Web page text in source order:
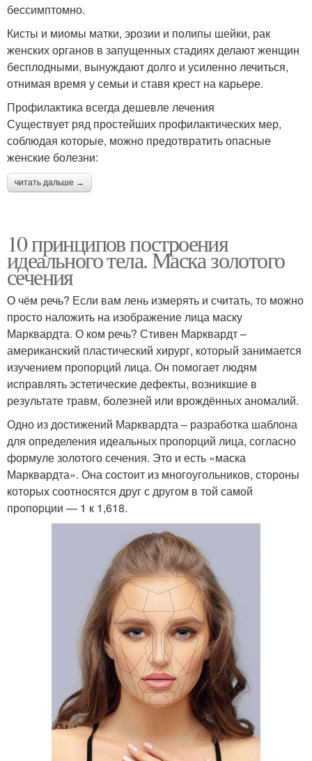
бессимптомно.
Кисты и миомы матки, эрозии и полипы шейки, рак
женских органов в запущенных стадиях делают женщин
бесплодными, вынуждают долго и усиленно лечиться,
отнимая время у семьи и ставя крест на карьере.
Профилактика всегда дешевле лечения
Существует ряд простейших профилактических мер,
соблюдая которые, можно предотвратить опасные
женские болезни:
читать дальше →
10 принципов построения
идеального тела. Маска золотого
сечения
О чём речь? Если вам лень измерять и считать, то можно
просто наложить на изображение лица маску
Марквардта. О ком речь? Стивен Марквардт –
американский пластический хирург, который занимается
изучением пропорций лица. Он помогает людям
исправлять эстетические дефекты, возникшие в
результате травм, болезней или врождённых аномалий.
Одно из достижений Марквардта – разработка шаблона
для определения идеальных пропорций лица, согласно
формуле золотого сечения. Это и есть «маска
Марквардта». Она состоит из многоугольников, стороны
которых соотносятся друг с другом в той самой
пропорции — 1 к 1,618.